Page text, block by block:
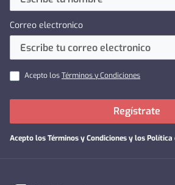
Correo electronico
Acepto losTérminos y Condiciones
Acepto losTérminos y Condiciones y los Política
Regístrate